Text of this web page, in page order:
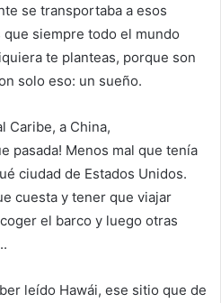
se transportaba a esos
siempre todo el mundo
te planteas, porque son
solo eso: un sueño.
Caribe, a China,
pasada! Menos mal que tenía
ciudad de Estados Unidos.
cuesta y tener que viajar
el barco y luego otras
leído Hawái, ese sitio que de